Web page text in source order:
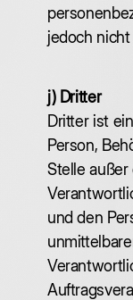
jedoch nicht
j) Dritter
‍Dritter ist
Person,
Stelle
und den